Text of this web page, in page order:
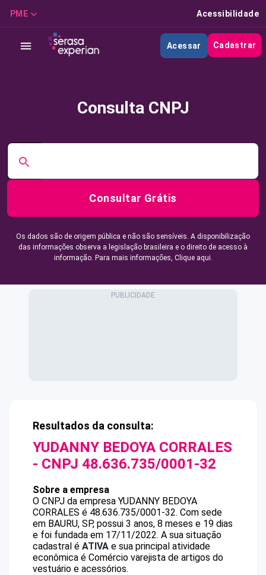
PME Acessibilidade
Acessar Cadastrar
Consulta CNPJ
Consultar Grátis
Os dados são de origem pública e não são sensíveis. A disponibilização
das informações observa a legislação brasileira e o direito de acesso à
informação. Para mais informações, Clique aqui.
Resultados da consulta:
YUDANNY BEDOYA CORRALES
- CNPJ 48.636.735/0001-32
Sobre a empresa
O CNPJ da empresa YUDANNY BEDOYA
CORRALES é 48.636.735/0001-32. Com sede
em BAURU, SP, possui 3 anos, 8 meses e 19 dias
e foi fundada em 17/11/2022. A sua situação
cadastral é ATIVA e sua principal atividade
econômica é Comércio varejista de artigos do
vestuário e acessórios.